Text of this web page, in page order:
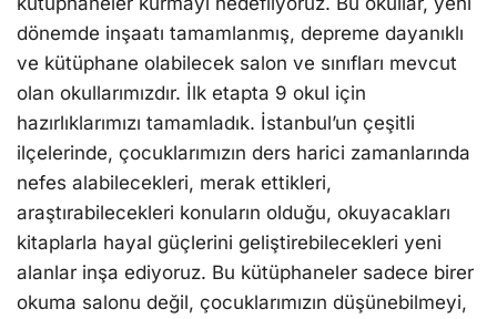
dönemde inşaatı tamamlanmış, depreme dayanıklı
ve kütüphane olabilecek salon ve sınıfları mevcut
olan okullarımızdır. İlk etapta 9 okul için
hazırlıklarımızı tamamladık. İstanbul’un çeşitli
ilçelerinde, çocuklarımızın ders harici zamanlarında
nefes alabilecekleri, merak ettikleri,
araştırabilecekleri konuların olduğu, okuyacakları
kitaplarla hayal güçlerini geliştirebilecekleri yeni
alanlar inşa ediyoruz. Bu kütüphaneler sadece birer
okuma salonu değil, çocuklarımızın düşünebilmeyi,